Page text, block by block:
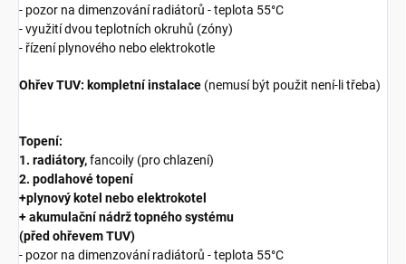
- pozor na dimenzování radiátorů - teplota 55°C
- využití dvou teplotních okruhů (zóny)
- řízení plynového nebo elektrokotle
Ohřev TUV: kompletní instalace (nemusí být použit není-li třeba)
Topení:
1. radiátory,fancoily (pro chlazení)
2. podlahové topení
+plynový kotel nebo elektrokotel
+ akumulační nádrž topného systému
(před ohřevem TUV)
- pozor na dimenzování radiátorů - teplota 55°C